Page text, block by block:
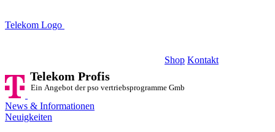
Telekom Logo
Shop Kontakt
Telekom Profis
Ein Angebot der pso vertriebsprogramme GmbH
News & Informationen
Neuigkeiten